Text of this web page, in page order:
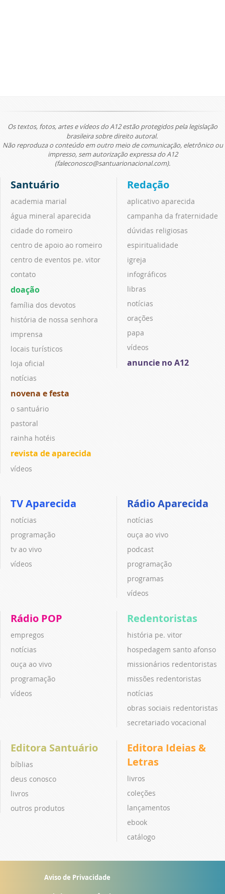
Os textos, fotos, artes e vídeos do A12 estão protegidos pela legislação
brasileira sobre direito autoral.
Não reproduza o conteúdo em outro meio de comunicação, eletrônico ou
impresso, sem autorização expressa do A12
(faleconosco@santuarionacional.com).
Santuário
academia marial
água mineral aparecida
cidade do romeiro
centro de apoio ao romeiro
centro de eventos pe. vitor
contato
doação
família dos devotos
história de nossa senhora
imprensa
locais turísticos
loja oficial
notícias
novena e festa
o santuário
pastoral
rainha hotéis
revista de aparecida
vídeos
Redação
aplicativo aparecida
campanha da fraternidade
dúvidas religiosas
espiritualidade
igreja
infográficos
libras
notícias
orações
papa
vídeos
anuncie no A12
TV Aparecida
notícias
programação
tv ao vivo
vídeos
Rádio Aparecida
notícias
ouça ao vivo
podcast
programação
programas
vídeos
Rádio POP
empregos
notícias
ouça ao vivo
programação
vídeos
Redentoristas
história pe. vitor
hospedagem santo afonso
missionários redentoristas
missões redentoristas
notícias
obras sociais redentoristas
secretariado vocacional
Editora Santuário
bíblias
deus conosco
livros
outros produtos
Editora Ideias &
Letras
livros
coleções
lançamentos
ebook
catálogo
Aviso de Privacidade